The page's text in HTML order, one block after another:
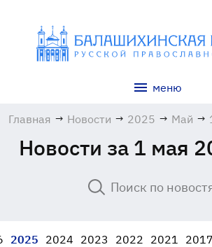
меню
Главная → Новости → 2025 → Май →
Новости за 1 мая
2025 2024 2023 2022 2021 2017